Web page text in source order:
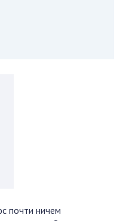
почти ничем